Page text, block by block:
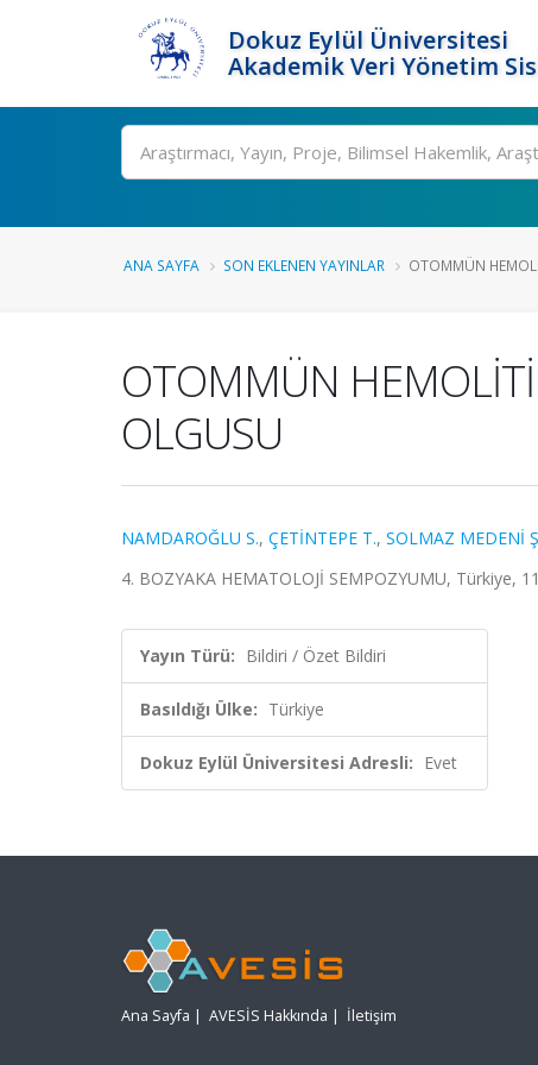
Dokuz Eylül Üniversitesi
Akademik Veri Yönetim
Ara
ANA SAYFA SON EKLENEN YAYINLAR OTOMMÜN
OTOMMÜN
OLGUSU
NAMDAROĞLU S., ÇETİNTEPE T., SOLMAZ MEDENİ
4. BOZYAKA HEMATOLOJİ SEMPOZYUMU, Türkiye,
Yayın Türü: Bildiri / Özet Bildiri
Basıldığı Ülke: Türkiye
Dokuz Eylül Üniversitesi Adresli: Evet
Ana Sayfa | AVESİS Hakkında | İletişim